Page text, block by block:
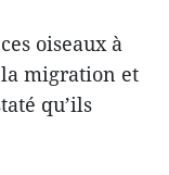
oiseaux à
migration et
qu’ils